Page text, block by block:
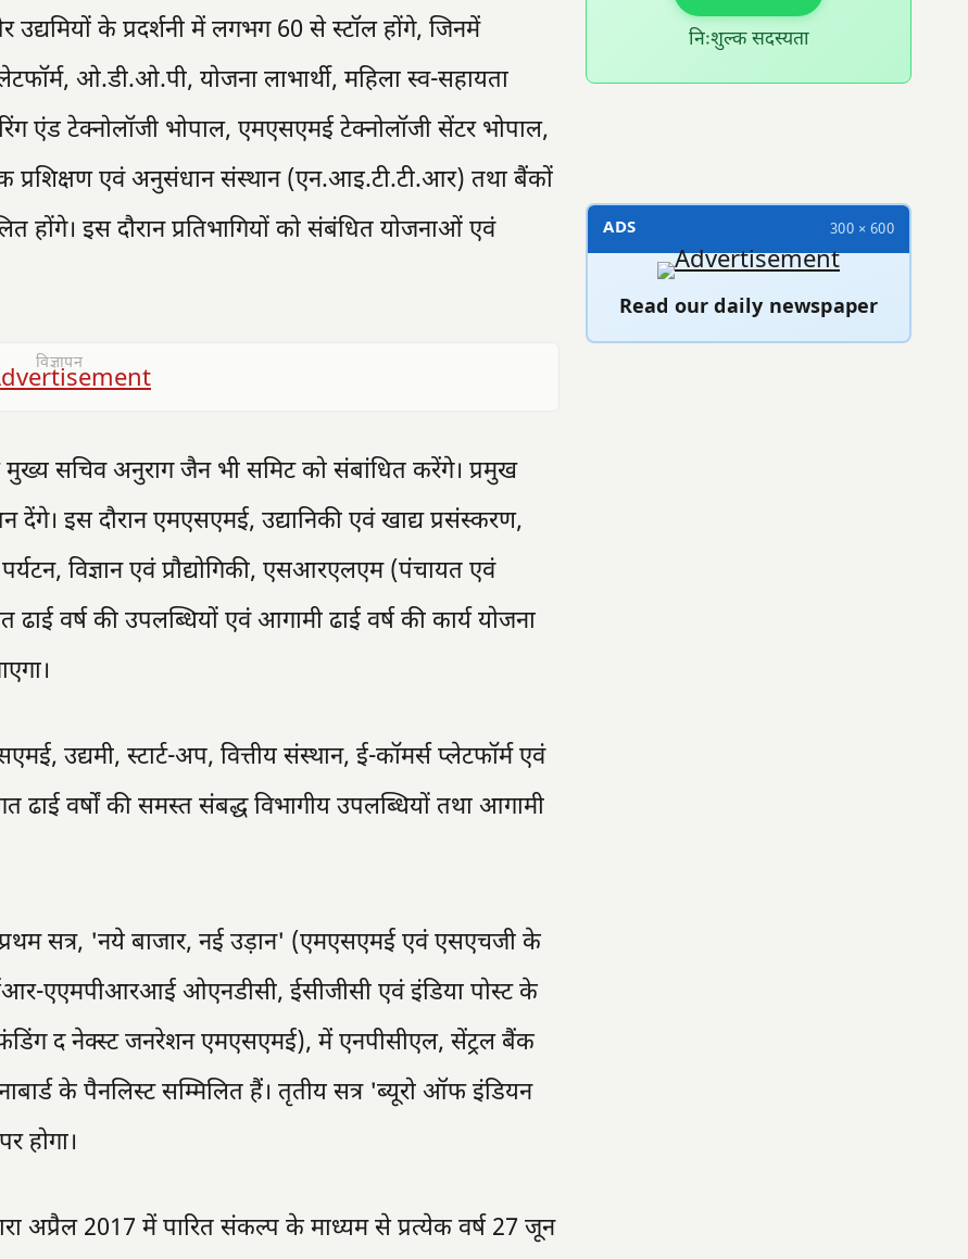
उद्यमियों के प्रदर्शनी में लगभग 60 से स्टॉल होंगे, जिनमें
ओ.डी.ओ.पी, योजना लाभार्थी, महिला स्व-सहायता
एंड टेक्नोलॉजी भोपाल, एमएसएमई टेक्नोलॉजी सेंटर भोपाल,
प्रशिक्षण एवं अनुसंधान संस्थान (एन.आइ.टी.टी.आर) तथा बैंकों
होंगे। इस दौरान प्रतिभागियों को संबंधित योजनाओं एवं
विज्ञापन
सचिव अनुराग जैन भी समिट को संबांधित करेंगे। प्रमुख
देंगे। इस दौरान एमएसएमई, उद्यानिकी एवं खाद्य प्रसंस्करण,
विज्ञान एवं प्रौद्योगिकी, एसआरएलएम (पंचायत एवं
वर्ष की उपलब्धियों एवं आगामी ढाई वर्ष की कार्य योजना
उद्यमी, स्टार्ट-अप, वित्तीय संस्थान, ई-कॉमर्स प्लेटफॉर्म एवं
ढाई वर्षों की समस्त संबद्ध विभागीय उपलब्धियों तथा आगामी
सत्र, 'नये बाजार, नई उड़ान' (एमएसएमई एवं एसएचजी के
एएमपीआरआई ओएनडीसी, ईसीजीसी एवं इंडिया पोस्ट के
द नेक्स्ट जनरेशन एमएसएमई), में एनपीसीएल, सेंट्रल बैंक
के पैनलिस्ट सम्मिलित हैं। तृतीय सत्र 'ब्यूरो ऑफ इंडियन
होगा।
अप्रैल 2017 में पारित संकल्प के माध्यम से प्रत्येक वर्ष 27 जून
निःशुल्क सदस्यता
ADS 300 × 600
Read our daily newspaper